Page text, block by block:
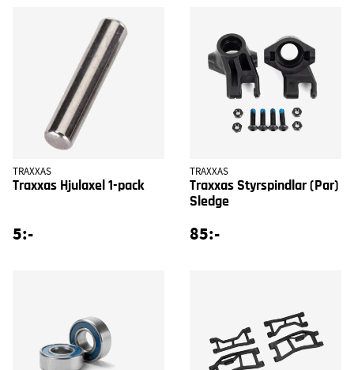
TRAXXAS
Traxxas Hjulaxel 1-pack
5:-
TRAXXAS
Traxxas Styrspindlar (Par)
Sledge
85:-